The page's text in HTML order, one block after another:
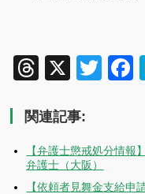
Threads
X
関連記事:
【弁護士懲戒処分情
弁護士（大阪）
【依頼者見舞金支給